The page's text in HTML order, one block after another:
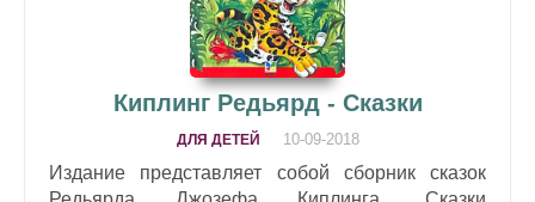
Киплинг Редьярд - Сказки
ДЛЯ ДЕТЕЙ 10-09-2018
Издание представляет собой сборник сказок